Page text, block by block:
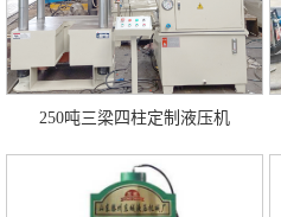
250吨三梁四柱定制液压机